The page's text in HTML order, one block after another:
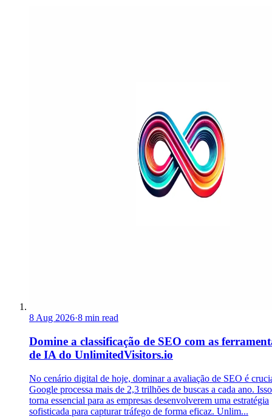
8 Aug 2026·8 min read
Domine a classificação de SEO com as
de IA do UnlimitedVisitors.io
No cenário digital de hoje, dominar a avaliação de SEO é
Google processa mais de 2,3 trilhões de buscas a cada ano. Isso
torna essencial para as empresas desenvolverem uma estratégia
sofisticada para capturar tráfego de forma eficaz. Unlim...